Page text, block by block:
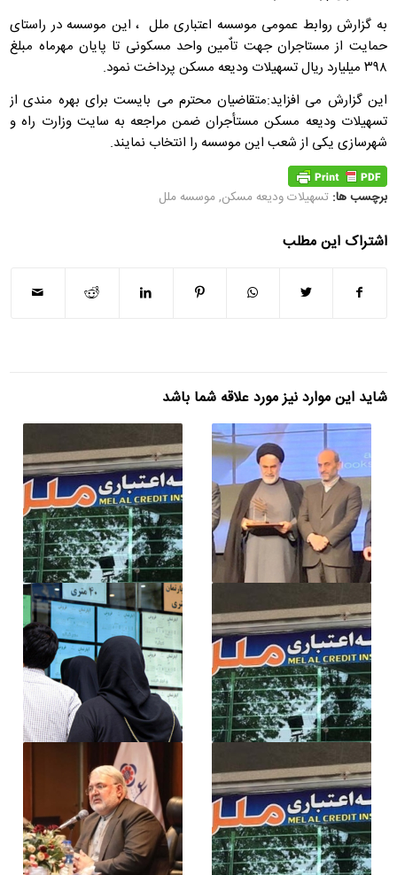
به گزارش روابط عمومی موسسه اعتباری ملل ، این موسسه در راستای
حمایت از مستاجران جهت تاٌمین واحد مسکونی تا پایان مهرماه مبلغ
۳۹۸ میلیارد ریال تسهیلات ودیعه مسکن پرداخت نمود.
این گزارش می افزاید:متقاضیان محترم می بایست برای بهره مندی از
تسهیلات ودیعه مسکن مستأجران ضمن مراجعه به سایت وزارت راه و
شهرسازی یکی از شعب این موسسه را انتخاب نمایند.
برچسب ها: تسهیلات ودیعه مسکن, موسسه ملل
اشتراک این مطلب
شاید این موارد نیز مورد علاقه شما باشد